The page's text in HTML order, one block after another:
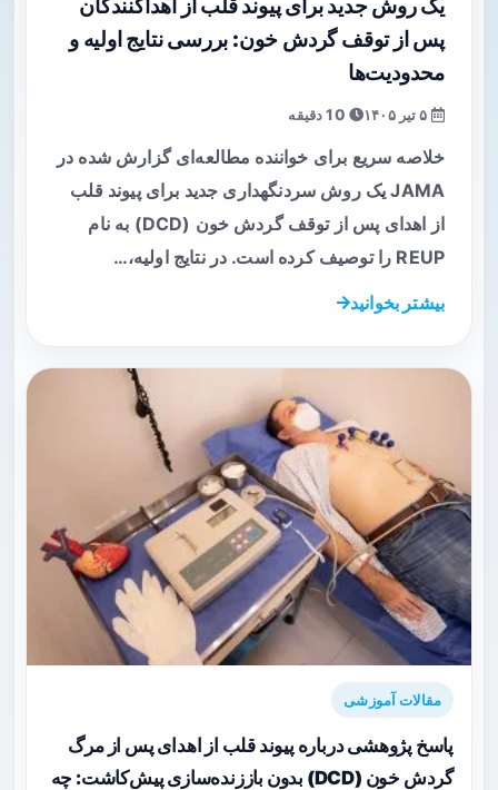
یک روش جدید برای پیوند قلب از اهداکنندگان
پس از توقف گردش خون: بررسی نتایج اولیه و
محدودیت‌ها
خلاصه سریع برای خواننده مطالعه‌ای گزارش شده در
JAMA یک روش سردنگهداری جدید برای پیوند قلب
از اهدای پس از توقف گردش خون (DCD) به نام
REUP را توصیف کرده است. در نتایج اولیه،…
بیشتر بخوانید
مقالات آموزشی
پاسخ پژوهشی درباره پیوند قلب از اهدای پس از مرگ
گردش خون (DCD) بدون باززنده‌سازی پیش‌کاشت: چه